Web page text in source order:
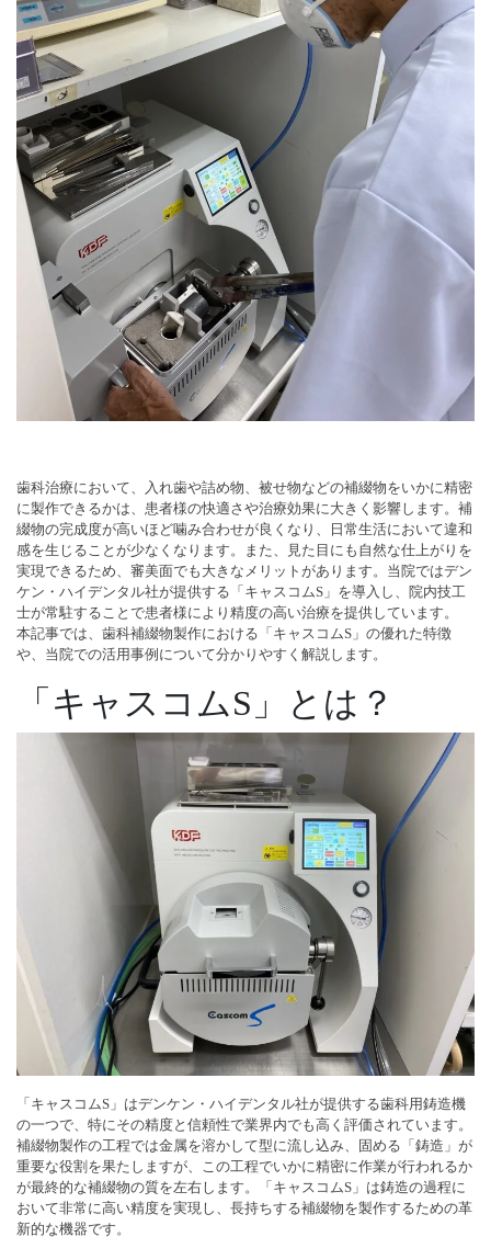
歯科治療において、入れ歯や詰め物、被せ物などの補綴物をいかに精密
に製作できるかは、患者様の快適さや治療効果に大きく影響します。補
綴物の完成度が高いほど噛み合わせが良くなり、日常生活において違和
感を生じることが少なくなります。また、見た目にも自然な仕上がりを
実現できるため、審美面でも大きなメリットがあります。当院ではデン
ケン・ハイデンタル社が提供する「キャスコムS」を導入し、院内技工
士が常駐することで患者様により精度の高い治療を提供しています。
本記事では、歯科補綴物製作における「キャスコムS」の優れた特徴
や、当院での活用事例について分かりやすく解説します。
「キャスコムS」とは？
「キャスコムS」はデンケン・ハイデンタル社が提供する歯科用鋳造機
の一つで、特にその精度と信頼性で業界内でも高く評価されています。
補綴物製作の工程では金属を溶かして型に流し込み、固める「鋳造」が
重要な役割を果たしますが、この工程でいかに精密に作業が行われるか
が最終的な補綴物の質を左右します。「キャスコムS」は鋳造の過程に
おいて非常に高い精度を実現し、長持ちする補綴物を製作するための革
新的な機器です。